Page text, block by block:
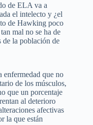
de ELA va a
el intelecto y ¿el
de Hawking poco
mal no se ha de
de la población de
enfermedad que no
de los músculos,
que un porcentaje
al deterioro
afectivas
la que están